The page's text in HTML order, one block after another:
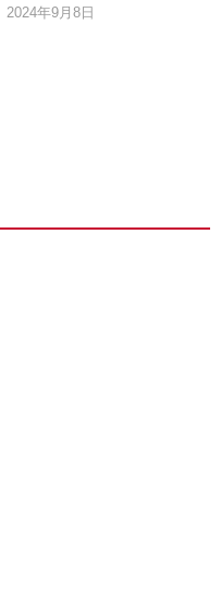
2024年9月8日